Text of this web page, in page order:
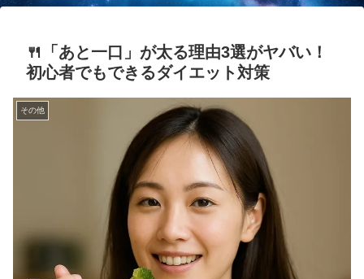
🍴「あと一口」が太る理由3選がヤバい！
初心者でもできるダイエット対策
その他